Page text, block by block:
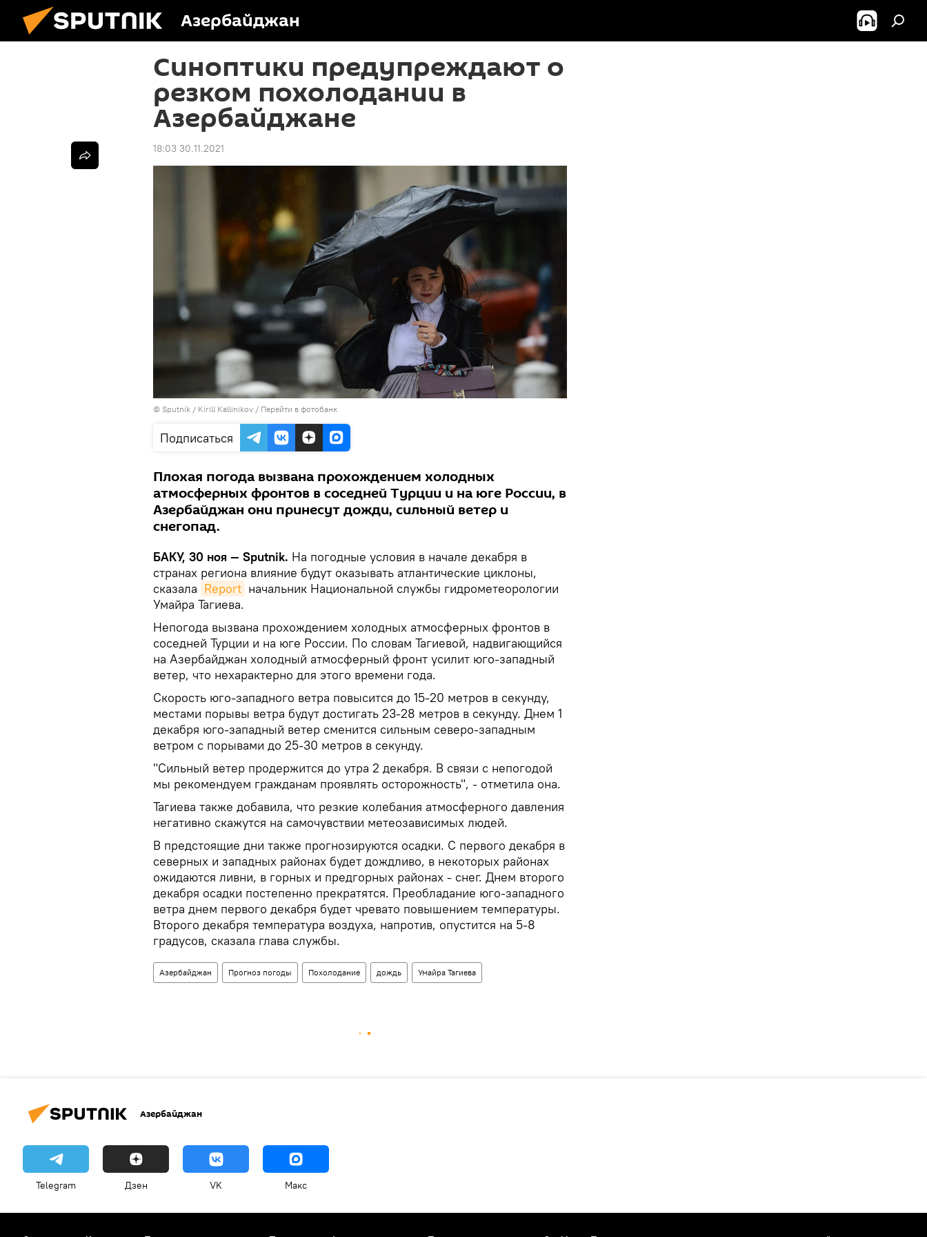
Азербайджан
Синоптики предупреждают о
резком похолодании в
Азербайджане
18:03 30.11.2021
© Sputnik / Kirill Kallinikov / Перейти в фотобанк
Подписаться
Плохая погода вызвана прохождением холодных
атмосферных фронтов в соседней Турции и на юге России, в
Азербайджан они принесут дожди, сильный ветер и
снегопад.
БАКУ, 30 ноя — Sputnik. На погодные условия в начале декабря в
странах региона влияние будут оказывать атлантические циклоны,
сказала Report начальник Национальной службы гидрометеорологии
Умайра Тагиева.
Непогода вызвана прохождением холодных атмосферных фронтов в
соседней Турции и на юге России. По словам Тагиевой, надвигающийся
на Азербайджан холодный атмосферный фронт усилит юго-западный
ветер, что нехарактерно для этого времени года.
Скорость юго-западного ветра повысится до 15-20 метров в секунду,
местами порывы ветра будут достигать 23-28 метров в секунду. Днем 1
декабря юго-западный ветер сменится сильным северо-западным
ветром с порывами до 25-30 метров в секунду.
"Сильный ветер продержится до утра 2 декабря. В связи с непогодой
мы рекомендуем гражданам проявлять осторожность", - отметила она.
Тагиева также добавила, что резкие колебания атмосферного давления
негативно скажутся на самочувствии метеозависимых людей.
В предстоящие дни также прогнозируются осадки. С первого декабря в
северных и западных районах будет дождливо, в некоторых районах
ожидаются ливни, в горных и предгорных районах - снег. Днем второго
декабря осадки постепенно прекратятся. Преобладание юго-западного
ветра днем первого декабря будет чревато повышением температуры.
Второго декабря температура воздуха, напротив, опустится на 5-8
градусов, сказала глава службы.
Азербайджан Прогноз погоды Похолодание дождь Умайра Тагиева
Азербайджан
Telegram Дзен VK Макс